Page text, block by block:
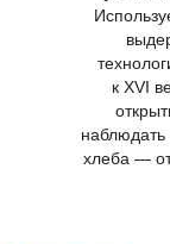
к XVI
наблюдать
хлеба —